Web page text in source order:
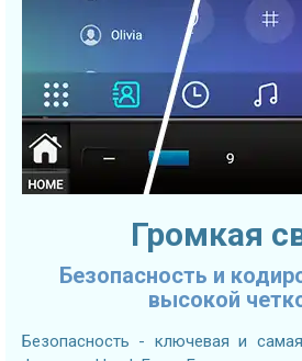
Громкая
Безопасность и
высокой
Безопасность - ключевая и